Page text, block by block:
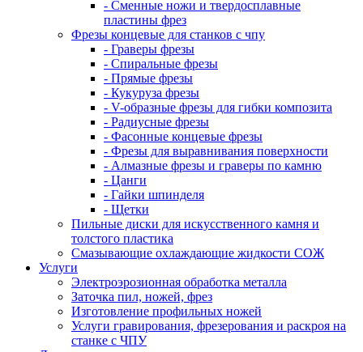
- Сменные ножи и твердосплавные
пластины фрез
Фрезы концевые для станков с чпу
- Граверы фрезы
- Спиральные фрезы
- Прямые фрезы
- Кукуруза фрезы
- V-образные фрезы для гибки композита
- Радиусные фрезы
- Фасонные концевые фрезы
- Фрезы для выравнивания поверхности
- Алмазные фрезы и граверы по камню
- Цанги
- Гайки шпинделя
- Щетки
Пильные диски для искусственного камня и
толстого пластика
Смазывающие охлаждающие жидкости СОЖ
Услуги
Электроэрозионная обработка металла
Заточка пил, ножей, фрез
Изготовление профильных ножей
Услуги гравирования, фрезерования и раскроя на
станке с ЧПУ